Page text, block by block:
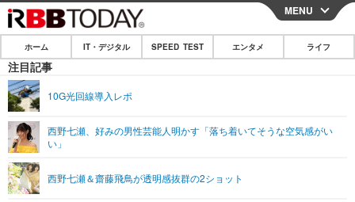
CLOSE
ホーム
IT・デジタル
ショッピング
SPEED TEST
エンタメ
エンタメTOP 映画・ドラマ
ライフ
MENU
ホーム IT・デジタル SPEED TEST エンタメ ライフ
注目記事
10G光回線導入レポ
西野七瀬、好みの男性芸能人明かす「落ち着いてそうな空気感がい
い」
西野七瀬＆齋藤飛鳥が透明感抜群の2ショット